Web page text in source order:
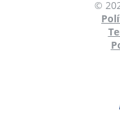
©
cookies e
Para mais